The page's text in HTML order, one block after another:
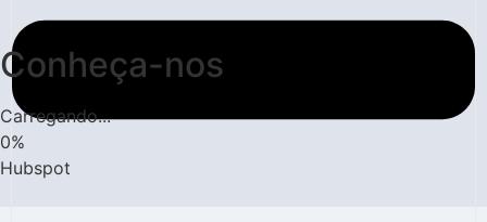
Conheça-nos
Carregando...
0%
Hubspot